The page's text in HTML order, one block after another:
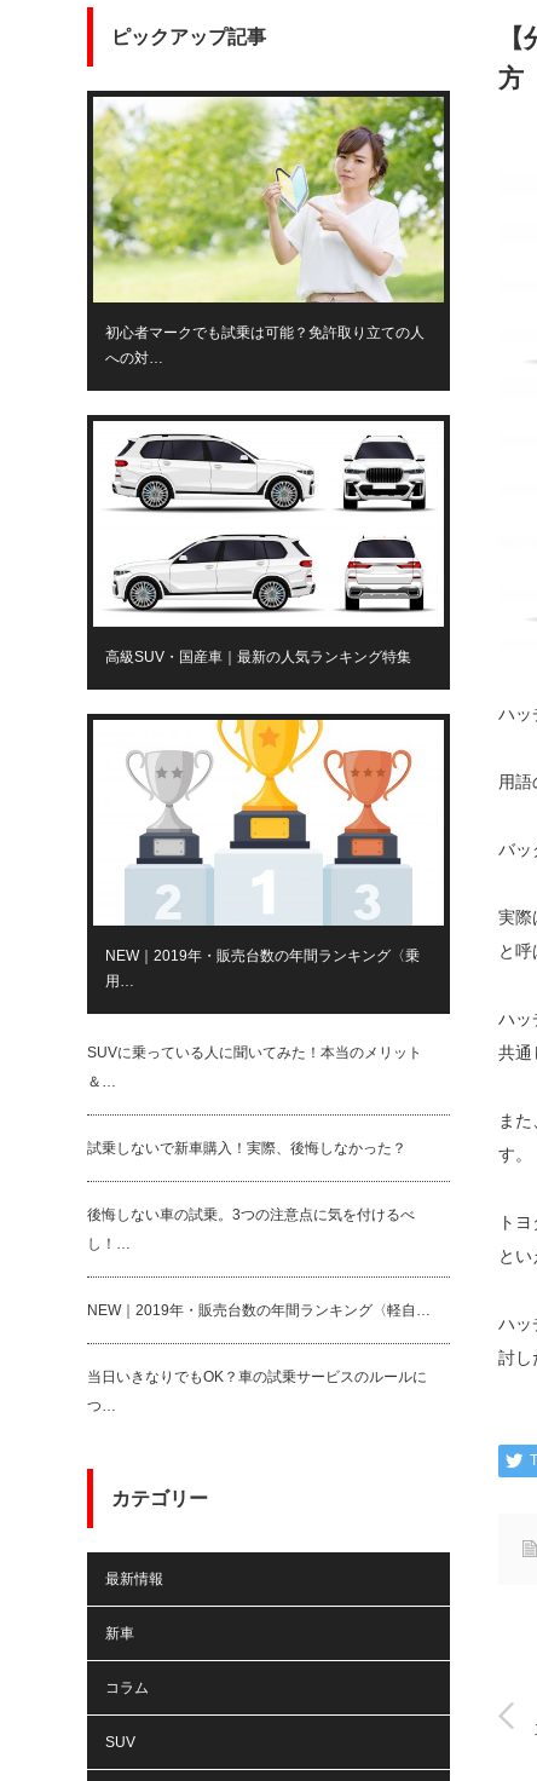
方
ハッ
用
バッ
実際
と呼
ハッ
共通
ま
す。
ト
とい
ハッ
討し
ピックアップ記事
初心者マークでも試乗は可能？免許取り立ての人
への対…
高級SUV・国産車｜最新の人気ランキング特集
NEW｜2019年・販売台数の年間ランキング〈乗
用…
SUVに乗っている人に聞いてみた！本当のメリット
＆…
試乗しないで新車購入！実際、後悔しなかった？
後悔しない車の試乗。3つの注意点に気を付けるべ
し！…
NEW｜2019年・販売台数の年間ランキング〈軽自…
当日いきなりでもOK？車の試乗サービスのルールに
つ…
カテゴリー
最新情報
新車
コラム
SUV